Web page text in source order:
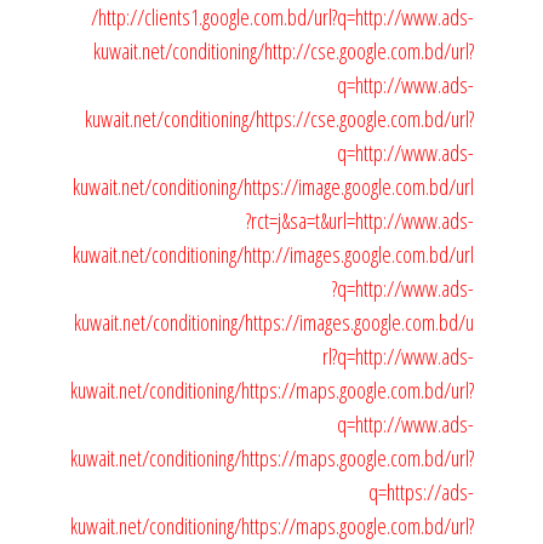
/http://clients1.google.com.bd/url?q=http://www.ads-
kuwait.net/conditioning/http://cse.google.com.bd/url?
q=http://www.ads-
kuwait.net/conditioning/https://cse.google.com.bd/url?
q=http://www.ads-
kuwait.net/conditioning/https://image.google.com.bd/url
?rct=j&sa=t&url=http://www.ads-
kuwait.net/conditioning/http://images.google.com.bd/url
?q=http://www.ads-
kuwait.net/conditioning/https://images.google.com.bd/u
rl?q=http://www.ads-
kuwait.net/conditioning/https://maps.google.com.bd/url?
q=http://www.ads-
kuwait.net/conditioning/https://maps.google.com.bd/url?
q=https://ads-
kuwait.net/conditioning/https://maps.google.com.bd/url?